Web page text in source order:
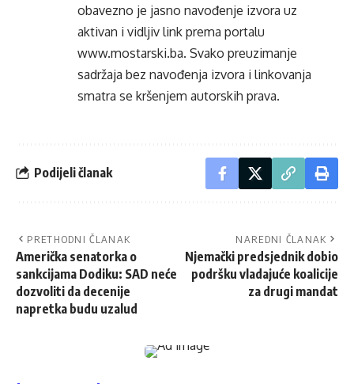
obavezno je jasno navođenje izvora uz
aktivan i vidljiv link prema portalu
www.mostarski.ba. Svako preuzimanje
sadržaja bez navođenja izvora i linkovanja
smatra se kršenjem autorskih prava.
Podijeli članak
PRETHODNI ČLANAK
Američka senatorka o
sankcijama Dodiku: SAD neće
dozvoliti da decenije
napretka budu uzalud
NAREDNI ČLANAK
Njemački predsjednik dobio
podršku vladajuće koalicije
za drugi mandat